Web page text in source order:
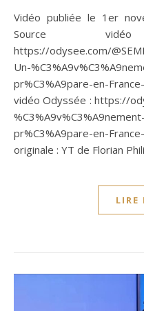
Vidéo publiée le 1er novembre 2025 (durée 41 min) :
Source
https://odysee.com/
Un-
pr%C3%A9pare-en-
vidéo Odyssée : https://
pr%C3%A9pare-en-
originale : YT de Florian
LIRE